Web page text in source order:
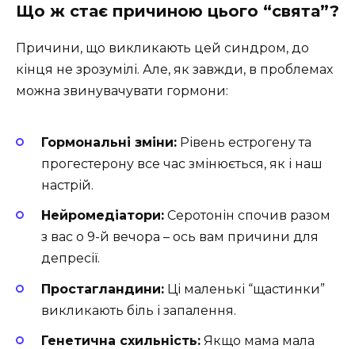
Що ж стає причиною цього “свята”?
Причини, що викликають цей синдром, до
кінця не зрозумілі. Але, як завжди, в проблемах
можна звинувачувати гормони:
Гормональні зміни: Рівень естрогену та
прогестерону все час змінюється, як і наш
настрій.
Нейромедіатори: Серотонін спочив разом
з вас о 9-й вечора – ось вам причини для
депресії.
Простагландини: Ці маленькі “щастинки”
викликають біль і запалення.
Генетична схильність: Якщо мама мала